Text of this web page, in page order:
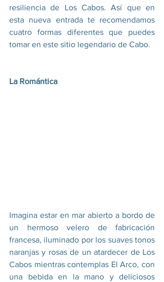
resiliencia de Los Cabos. Así que en
esta nueva entrada te recomendamos
cuatro formas diferentes que puedes
tomar en este sitio legendario de Cabo.
La Romántica
Imagina estar en mar abierto a bordo de
un hermoso velero de fabricación
francesa, iluminado por los suaves tonos
naranjas y rosas de un atardecer de Los
Cabos mientras contemplas El Arco, con
una bebida en la mano y deliciosos